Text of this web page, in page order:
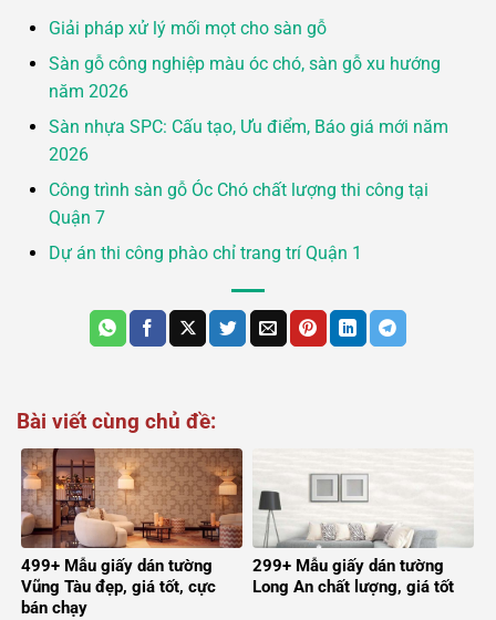
Giải pháp xử lý mối mọt cho sàn gỗ
Sàn gỗ công nghiệp màu óc chó, sàn gỗ xu hướng
năm 2026
Sàn nhựa SPC: Cấu tạo, Ưu điểm, Báo giá mới năm
2026
Công trình sàn gỗ Óc Chó chất lượng thi công tại
Quận 7
Dự án thi công phào chỉ trang trí Quận 1
Bài viết cùng chủ đề:
499+ Mẫu giấy dán tường
Vũng Tàu đẹp, giá tốt, cực
bán chạy
299+ Mẫu giấy dán tường
Long An chất lượng, giá tốt